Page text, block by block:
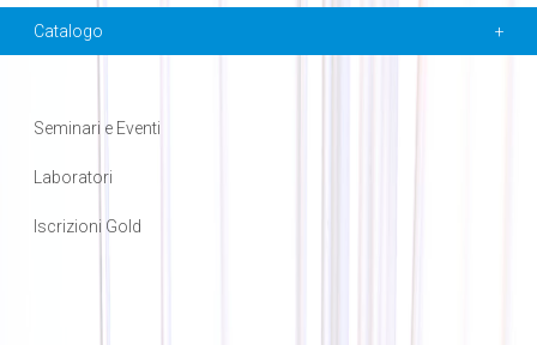
Catalogo
Seminari e Eventi
Laboratori
Iscrizioni Gold